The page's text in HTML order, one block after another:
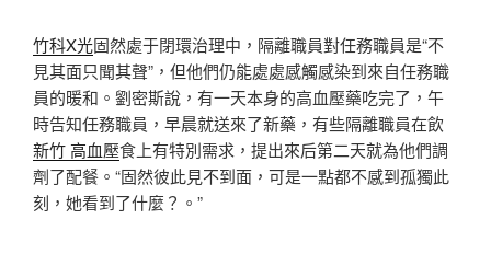
竹科X光固然處于閉環治理中，隔離職員對任務職員是“不
見其面只聞其聲”，但他們仍能處處感觸感染到來自任務職
員的暖和。劉密斯說，有一天本身的高血壓藥吃完了，午
時告知任務職員，早晨就送來了新藥，有些隔離職員在飲
新竹 高血壓食上有特別需求，提出來后第二天就為他們調
劑了配餐。“固然彼此見不到面，可是一點都不感到孤獨此
刻，她看到了什麼？。”